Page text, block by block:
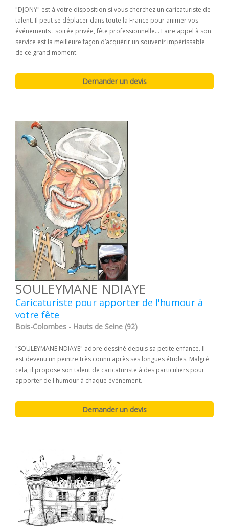
"DJONY" est à votre disposition si vous cherchez un caricaturiste de
talent. Il peut se déplacer dans toute la France pour animer vos
événements : soirée privée, fête professionnelle... Faire appel à son
service est la meilleure façon d’acquérir un souvenir impérissable
de ce grand moment.
SOULEYMANE NDIAYE
Caricaturiste pour apporter de l'humour à
votre fête
Bois-Colombes - Hauts de Seine (92)
"SOULEYMANE NDIAYE" adore dessiné depuis sa petite enfance. Il
est devenu un peintre très connu après ses longues études. Malgré
cela, il propose son talent de caricaturiste à des particuliers pour
apporter de l'humour à chaque événement.